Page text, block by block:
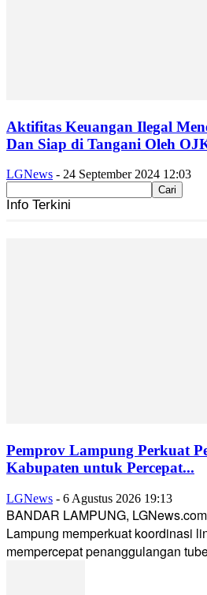
Aktifitas Keuangan Ilegal
Dan Siap di Tangani Oleh
LGNews - 24 September 2024 12:03
Info Terkini
Pemprov Lampung Perkuat
Kabupaten untuk Percepat...
LGNews - 6 Agustus 2026 19:13
BANDAR LAMPUNG,
Lampung memperkuat koordinasi
mempercepat penanggulangan